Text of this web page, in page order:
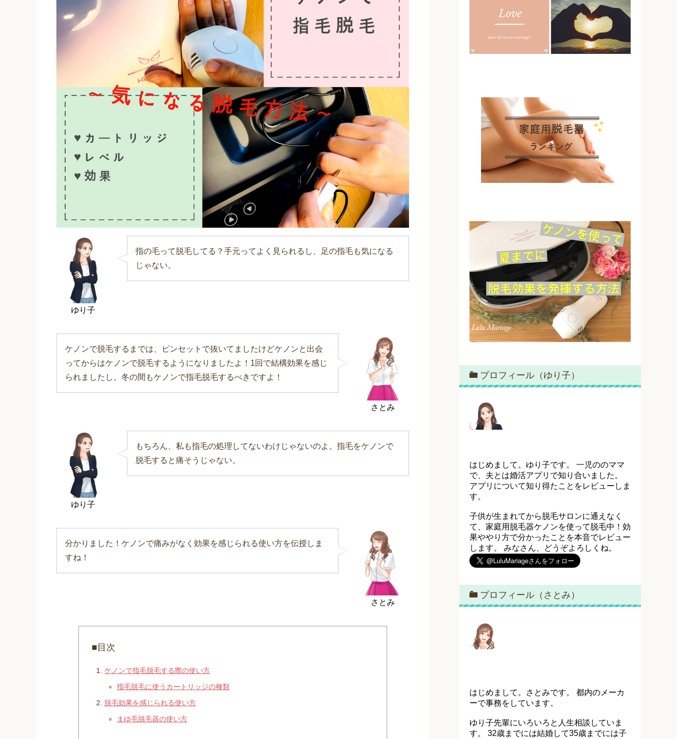
ゆり子
指の毛って脱毛してる？手元ってよく見られるし、足の指毛も気になる
じゃない。
さとみ
ケノンで脱毛するまでは、ピンセットで抜いてましたけどケノンと出会
ってからはケノンで脱毛するようになりましたよ！1回で結構効果を感じ
られましたし。冬の間もケノンで指毛脱毛するべきですよ！
ゆり子
もちろん、私も指毛の処理してないわけじゃないのよ。指毛をケノンで
脱毛すると痛そうじゃない。
さとみ
分かりました！ケノンで痛みがなく効果を感じられる使い方を伝授しま
すね！
■目次
ケノンで指毛脱毛する際の使い方
指毛脱毛に使うカートリッジの種類
脱毛効果を感じられる使い方
まゆ毛脱毛器の使い方
プロフィール（ゆり子）
はじめまして。ゆり子です。 一児ののママ
で、夫とは婚活アプリで知り合いました。
アプリについて知り得たことをレビューしま
す。
子供が生まれてから脱毛サロンに通えなく
て、家庭用脱毛器ケノンを使って脱毛中！効
果ややり方で分かったことを本音でレビュー
します。 みなさん、どうぞよろしくね。
プロフィール（さとみ）
はじめまして。さとみです。 都内のメーカ
ーで事務をしています。
ゆり子先輩にいろいろと人生相談していま
す。 32歳までには結婚して35歳までには子